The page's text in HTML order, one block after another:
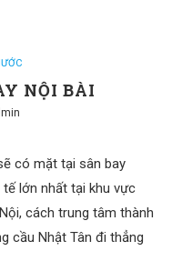
NỘI BÀI
có mặt tại sân bay
lớn nhất tại khu vực
cách trung tâm thành
cầu Nhật Tân đi thẳng